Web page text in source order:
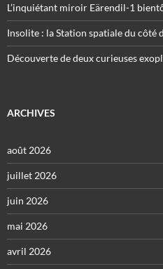
L’inquiétant miroir Eärendil-1
Insolite : la Station spatiale du côté
Découverte de deux curieuses
ARCHIVES
août 2026
juillet 2026
juin 2026
mai 2026
avril 2026